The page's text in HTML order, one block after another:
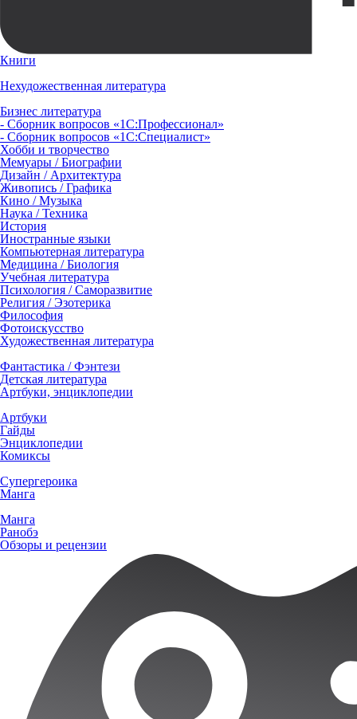
Книги
Нехудожественная литература
Бизнес литература
- Сборник вопросов «1С:Профессионал»
- Сборник вопросов «1С:Специалист»
Хобби и творчество
Мемуары / Биографии
Дизайн / Архитектура
Живопись / Графика
Кино / Музыка
Наука / Техника
История
Иностранные языки
Компьютерная литература
Медицина / Биология
Учебная литература
Психология / Саморазвитие
Религия / Эзотерика
Философия
Фотоискусство
Художественная литература
Фантастика / Фэнтези
Детская литература
Артбуки, энциклопедии
Артбуки
Гайды
Энциклопедии
Комиксы
Супергероика
Манга
Манга
Ранобэ
Обзоры и рецензии